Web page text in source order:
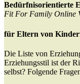
Bedürfnisorientierte
Fit For Family Online
für Eltern von
Die Liste von
Erziehungsstil ist der
selbst? Folgende